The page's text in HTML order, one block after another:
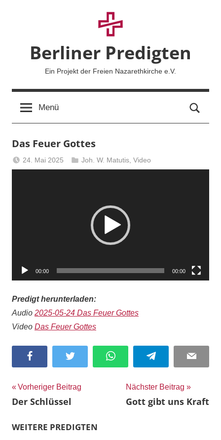
Berliner Predigten
Ein Projekt der Freien Nazarethkirche e.V.
Menü
Das Feuer Gottes
24. Mai 2025
Berliner
Joh. W. Matutis ,Video
00:00 00:00
Predigt herunterladen:
Audio 2025-05-24 Das Feuer Gottes
Video Das Feuer Gottes
Facebook Twitter WhatsApp Telegram Email
Beitragsnavigation
Vorheriger Beitrag
Der Schlüssel
Nächster Beitrag
Gott gibt uns Kraft
WEITERE PREDIGTEN